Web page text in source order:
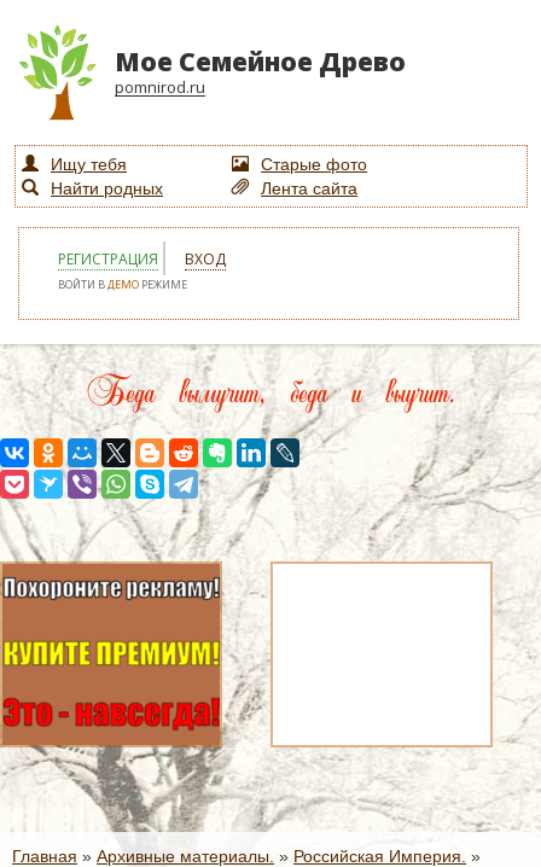
Мое Семейное Древо
pomnirod.ru
Ищу тебя
Старые фото
Найти родных
Лента сайта
РЕГИСТРАЦИЯ ВХОД
ВОЙТИ ВДЕМО РЕЖИМЕ
Беда вымучит, беда и выучит.
Главная » Архивные материалы. » Российская Империя. »